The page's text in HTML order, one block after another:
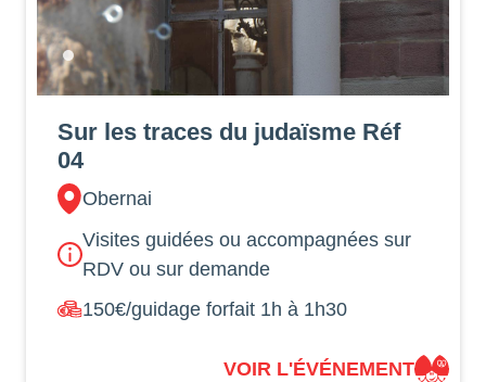
Sur les traces du judaïsme Réf
04
Obernai
Visites guidées ou accompagnées sur
RDV ou sur demande
150€/guidage forfait 1h à 1h30
VOIR L'ÉVÉNEMENT